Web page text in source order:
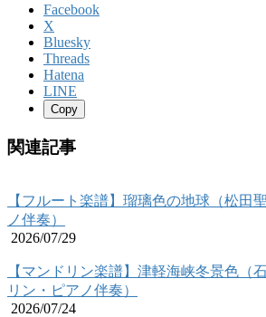
Facebook
X
Bluesky
Threads
Hatena
LINE
Copy
関連記事
【フルート楽譜】瑠璃色の地球（松田
ノ伴奏）
2026/07/29
【マンドリン楽譜】津軽海峡冬景色（
リン・ピアノ伴奏）
2026/07/24